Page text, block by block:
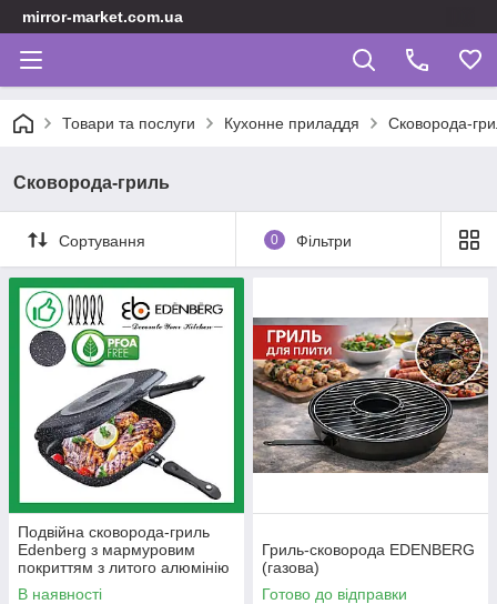
mirror-market.com.ua
Товари та послуги Кухонне приладдя Сковорода-
Сковорода-гриль
Сортування 0 Фільтри
Подвійна сковорода-гриль
Edenberg з мармуровим
покриттям з литого алюмінію
Турбогриль 32 см (EB-8138)
В наявності
Гриль-сковорода EDENBERG
(газова)
Готово до відправки